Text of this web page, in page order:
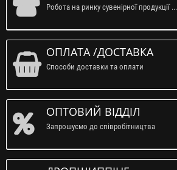
Робота на ринку сувенірної продукції ...
ОПЛАТА /ДОСТАВКА
Способи доставки та оплати
ОПТОВИЙ ВІДДІЛ
Запрошуємо до співробітництва